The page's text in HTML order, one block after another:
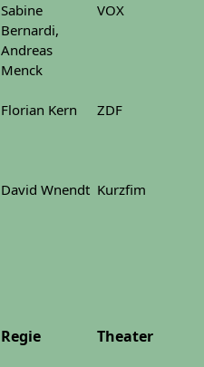
Sabine
Bernardi,
Andreas
Menck
VOX
Florian Kern ZDF
David Wnendt Kurzfim
Regie Theater